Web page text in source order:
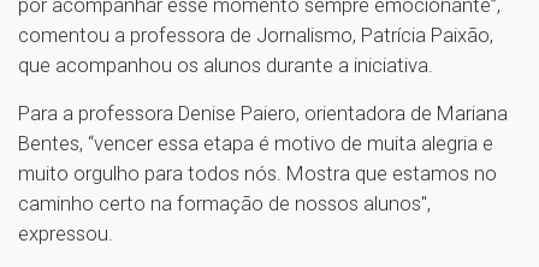
comentou a professora de Jornalismo, Patrícia Paixão,
que acompanhou os alunos durante a iniciativa.
Para a professora Denise Paiero, orientadora de Mariana
Bentes, “vencer essa etapa é motivo de muita alegria e
muito orgulho para todos nós. Mostra que estamos no
caminho certo na formação de nossos alunos",
expressou.